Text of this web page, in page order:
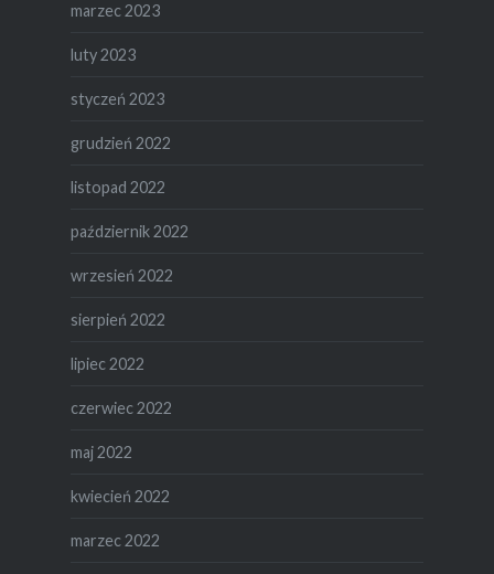
marzec 2023
luty 2023
styczeń 2023
grudzień 2022
listopad 2022
październik 2022
wrzesień 2022
sierpień 2022
lipiec 2022
czerwiec 2022
maj 2022
kwiecień 2022
marzec 2022